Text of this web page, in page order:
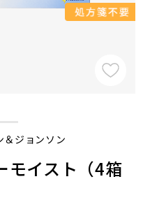
＆ジョンソン
モイスト（4箱